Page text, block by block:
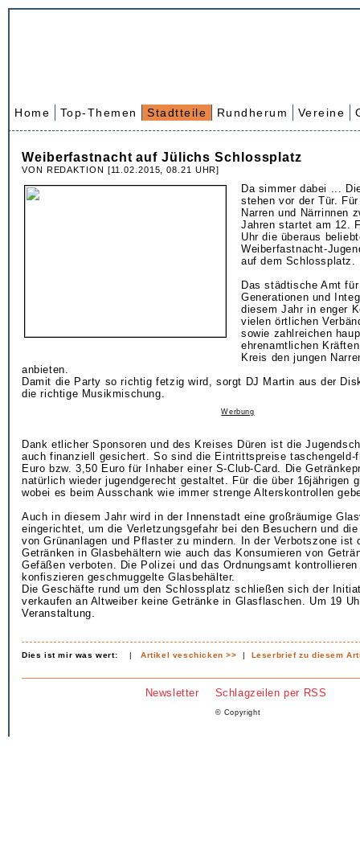
Home Top-Themen Stadtteile Rundherum Vereine
Weiberfastnacht auf Jülichs Schlossplatz
VON REDAKTION [11.02.2015, 08.21 UHR]
Da simmer dabei ...
stehen vor der Tür.
Narren und Närrinnen
Jahren startet am 12.
Uhr die überaus
Weiberfastnacht-
auf dem Schlossplatz.
Das städtische Amt
Generationen und
diesem Jahr in enger
vielen örtlichen
sowie zahlreichen
ehrenamtlichen
Kreis den jungen
anbieten.
Damit die Party so richtig fetzig wird, sorgt DJ Martin aus der
die richtige Musikmischung.
Werbung
Dank etlicher Sponsoren und des Kreises Düren ist die
auch finanziell gesichert. So sind die Eintrittspreise taschengeld-
Euro bzw. 3,50 Euro für Inhaber einer S-Club-Card. Die
natürlich wieder jugendgerecht gestaltet. Für die über 16jährigen
wobei es beim Ausschank wie immer strenge Alterskontrollen
Auch in diesem Jahr wird in der Innenstadt eine großräumige
eingerichtet, um die Verletzungsgefahr bei den Besuchern und
von Grünanlagen und Pflaster zu mindern. In der Verbotszone ist
Getränken in Glasbehältern wie auch das Konsumieren von
Gefäßen verboten. Die Polizei und das Ordnungsamt
konfiszieren geschmuggelte Glasbehälter.
Die Geschäfte rund um den Schlossplatz schließen sich der
verkaufen an Altweiber keine Getränke in Glasflaschen. Um 19
Veranstaltung.
Dies ist mir was wert: |Artikel veschicken >> | Leserbrief zu diesem
Newsletter Schlagzeilen per RSS
© Copyright